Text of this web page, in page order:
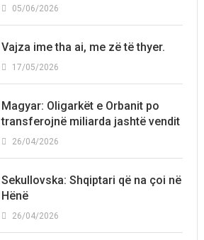
05/06/2026
Vajza ime tha ai, me zë të thyer.
17/05/2026
Magyar: Oligarkët e Orbanit po
transferojnë miliarda jashtë vendit
26/04/2026
Sekullovska: Shqiptari që na çoi në
Hënë
26/04/2026